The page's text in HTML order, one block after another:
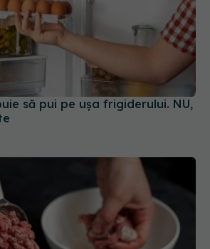
să pui pe ușa frigiderului. NU,